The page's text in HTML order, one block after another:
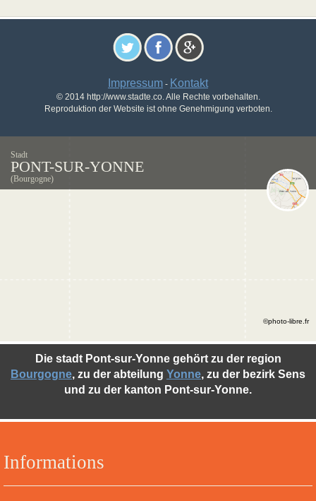
Impressum - Kontakt
© 2014 http://www.stadte.co. Alle Rechte vorbehalten.
Reproduktion der Website ist ohne Genehmigung verboten.
Stadt
PONT-SUR-YONNE
(Bourgogne)
Informations
Die stadt Pont-sur-Yonne gehört zu der region
Bourgogne, zu der abteilung Yonne, zu der bezirk Sens
und zu der kanton Pont-sur-Yonne.
©photo-libre.fr